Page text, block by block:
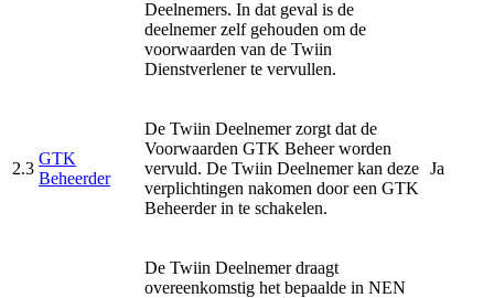
Deelnemers. In dat geval is de
deelnemer zelf gehouden om de
voorwaarden van de Twiin
Dienstverlener te vervullen.
2.3
GTK
Beheerder
De Twiin Deelnemer zorgt dat de
Voorwaarden GTK Beheer worden
vervuld. De Twiin Deelnemer kan deze
verplichtingen nakomen door een GTK
Beheerder in te schakelen.
Ja
De Twiin Deelnemer draagt
overeenkomstig het bepaalde in NEN